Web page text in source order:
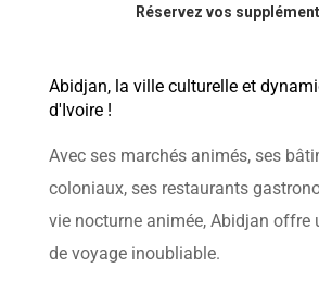
Réservez vos
Abidjan, la ville culturelle et
d'Ivoire !
Avec ses marchés animés, ses
coloniaux, ses restaurants
vie nocturne animée, Abidjan offre
de voyage inoubliable.